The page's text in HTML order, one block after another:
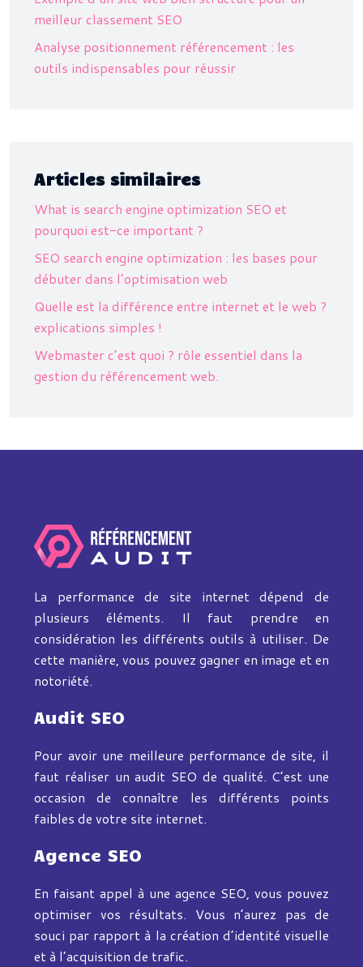
meilleur classement SEO
Analyse positionnement référencement : les
outils indispensables pour réussir
Articles similaires
What is search engine optimization SEO et
pourquoi est-ce important ?
SEO search engine optimization : les bases pour
débuter dans l’optimisation web
Quelle est la différence entre internet et le web ?
explications simples !
Webmaster c’est quoi ? rôle essentiel dans la
gestion du référencement web.
La performance de site internet dépend de
plusieurs éléments. Il faut prendre en
considération les différents outils à utiliser. De
cette manière, vous pouvez gagner en image et en
notoriété.
Audit SEO
Pour avoir une meilleure performance de site, il
faut réaliser un audit SEO de qualité. C’est une
occasion de connaître les différents points
faibles de votre site internet.
Agence SEO
En faisant appel à une agence SEO, vous pouvez
optimiser vos résultats. Vous n’aurez pas de
souci par rapport à la création d’identité visuelle
et à l’acquisition de trafic.